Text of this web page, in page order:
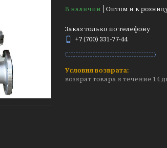
В наличии
Оптом и в
Заказ только по телефону
+7 (700) 331-77-44
возврат товара в течение 14